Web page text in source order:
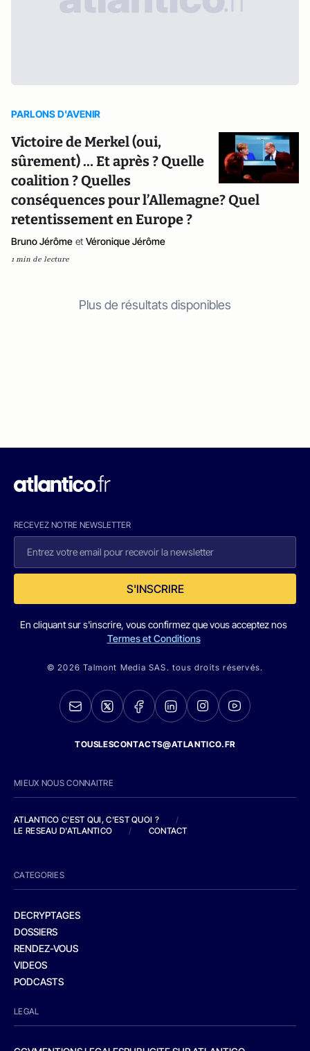
PARLONS D'AVENIR
Victoire de Merkel (oui,
sûrement) … Et après ? Quelle
coalition ? Quelles
conséquences pour l’Allemagne? Quel
retentissement en Europe ?
Bruno Jérôme et Véronique Jérôme
1 min de lecture
Plus de résultats disponibles
RECEVEZ NOTRE NEWSLETTER
S'INSCRIRE
En cliquant sur s'inscrire, vous confirmez que vous acceptez nos
Termes et Conditions
© 2026 Talmont Media SAS. tous droits réservés.
TOUSLESCONTACTS@ATLANTICO.FR
MIEUX NOUS CONNAITRE
ATLANTICO C'EST QUI, C'EST QUOI ?
/
LE RESEAU D'ATLANTICO
/ CONTACT
CATEGORIES
DECRYPTAGES
DOSSIERS
RENDEZ-VOUS
VIDEOS
PODCASTS
LEGAL